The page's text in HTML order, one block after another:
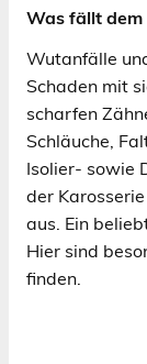
Was fällt dem
Wutanfälle
Schaden mit
scharfen
Schläuche,
Isolier- sowie
der
aus. Ein
Hier sind
finden.